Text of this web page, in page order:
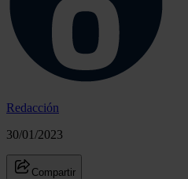
Redacción
30/01/2023
Compartir